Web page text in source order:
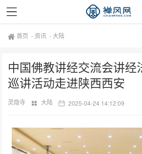
首页 - 资讯 -大陆
中国佛教讲经交流会讲经
巡讲活动走进陕西西安
灵隐寺 大陆 2025-04-24 14:12:09